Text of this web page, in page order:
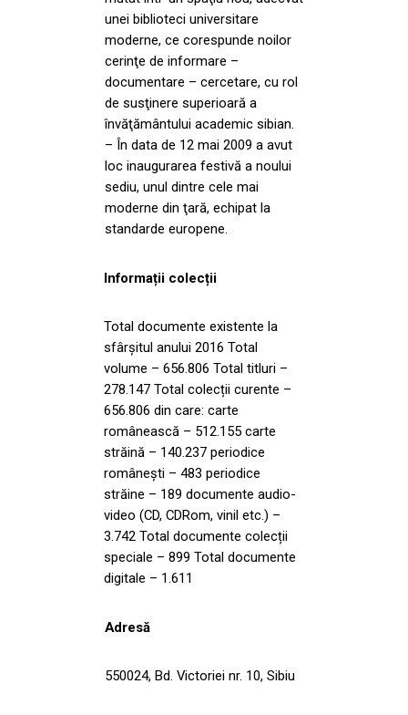
unei biblioteci universitare
moderne, ce corespunde noilor
cerinţe de informare –
documentare – cercetare, cu rol
de susţinere superioară a
învăţământului academic sibian.
– În data de 12 mai 2009 a avut
loc inaugurarea festivă a noului
sediu, unul dintre cele mai
moderne din ţară, echipat la
standarde europene.
Informații colecții
Total documente existente la
sfârșitul anului 2016 Total
volume – 656.806 Total titluri –
278.147 Total colecții curente –
656.806 din care: carte
românească – 512.155 carte
străină – 140.237 periodice
românești – 483 periodice
străine – 189 documente audio-
video (CD, CDRom, vinil etc.) –
3.742 Total documente colecții
speciale – 899 Total documente
digitale – 1.611
Adresă
550024, Bd. Victoriei nr. 10, Sibiu